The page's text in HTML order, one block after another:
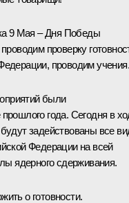
9 Мая – Дня Победы
проверку
проводим учения.
были
года. Сегодня в
задействованы все
Федерации на всей
ядерного сдерживания.
о готовности.